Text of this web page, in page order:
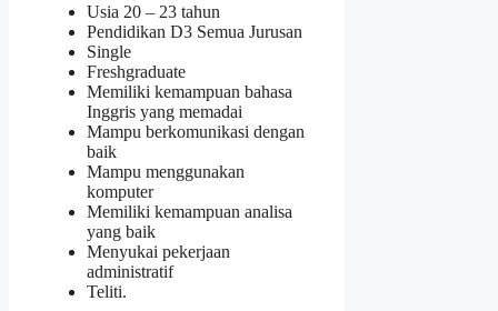
Usia 20 – 23 tahun
Pendidikan D3 Semua Jurusan
Single
Freshgraduate
Memiliki kemampuan bahasa
Inggris yang memadai
Mampu berkomunikasi dengan
baik
Mampu menggunakan
komputer
Memiliki kemampuan analisa
yang baik
Menyukai pekerjaan
administratif
Teliti.